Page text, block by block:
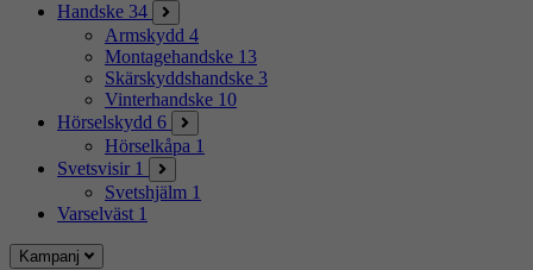
Handske 34
Armskydd 4
Montagehandske 13
Skärskyddshandske 3
Vinterhandske 10
Hörselskydd 6
Hörselkåpa 1
Svetsvisir 1
Svetshjälm 1
Varselväst 1
Kampanj